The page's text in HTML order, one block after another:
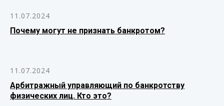
11.07.2024
Почему могут не признать банкротом?
11.07.2024
Арбитражный управляющий по банкротству
физических лиц. Кто это?